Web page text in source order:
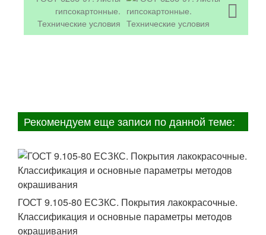
гипсокартонные.
Технические условия
Рекомендуем еще записи по данной теме:
ГОСТ 9.105-80 ЕСЗКС. Покрытия лакокрасочные.
Классификация и основные параметры методов
окрашивания